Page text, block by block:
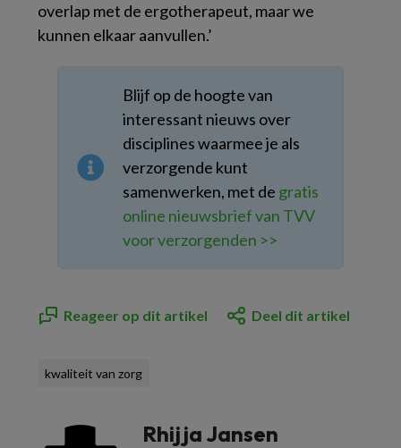
overlap met de ergotherapeut, maar we
kunnen elkaar aanvullen.’
Blijf op de hoogte van
interessant nieuws over
disciplines waarmee je als
verzorgende kunt
samenwerken, met de gratis
online nieuwsbrief van TVV
voor verzorgenden >>
Reageer op dit artikel Deel dit artikel
kwaliteit van zorg
Rhijja Jansen